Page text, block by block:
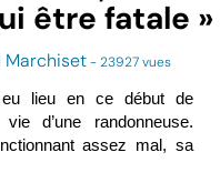
être fatale »
Marchiset- 23927 vues
lieu en ce début de
d’une randonneuse.
assez mal, sa